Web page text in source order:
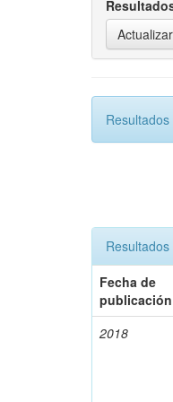
Fecha de
publicación
2018